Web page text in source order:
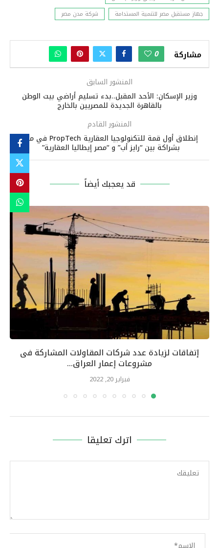
جهاز مستقبل مصر للتنمية المستدامة
شركة مدن مصر
مشاركة 0
المنشور السابق
وزير الإسكان: الأحد المقبل..بدء تسليم أراضي بيت الوطن
بالقاهرة الجديدة للمصريين بالخارج
المنشور القادم
إنطلاق أول قمة للتكنولوجيا العقارية PropTech في مصر
بشراكة بين “رايز أب” و “مصر إيطاليا العقارية”
قد يعجبك أيضاً
إتفاقات لزيادة عدد شركات المقاولات المشاركة فى
مشروعات إعمار العراق...
فبراير 20, 2022
اترك تعليقا